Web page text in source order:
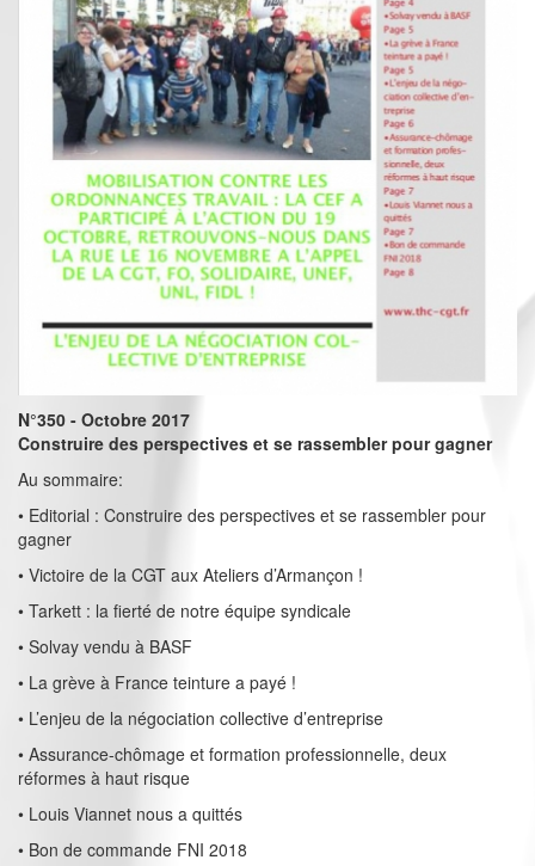
N°350 - Octobre 2017
Construire des perspectives et se rassembler pour gagner
Au sommaire:
• Editorial : Construire des perspectives et se rassembler pour
gagner
• Victoire de la CGT aux Ateliers d’Armançon !
• Tarkett : la fierté de notre équipe syndicale
• Solvay vendu à BASF
• La grève à France teinture a payé !
• L’enjeu de la négociation collective d’entreprise
• Assurance-chômage et formation professionnelle, deux
réformes à haut risque
• Louis Viannet nous a quittés
• Bon de commande FNI 2018